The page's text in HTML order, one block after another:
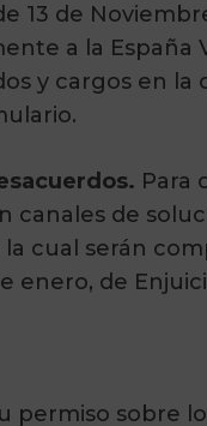
13 de
a la
y cargos en
Para
de
cual serán
enero, de
permiso sobre